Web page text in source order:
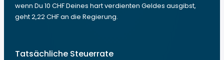
wenn Du 10 CHF Deines hart verdienten Geldes ausgibst,
geht 2,22 CHF an die Regierung.
Tatsächliche Steuerrate